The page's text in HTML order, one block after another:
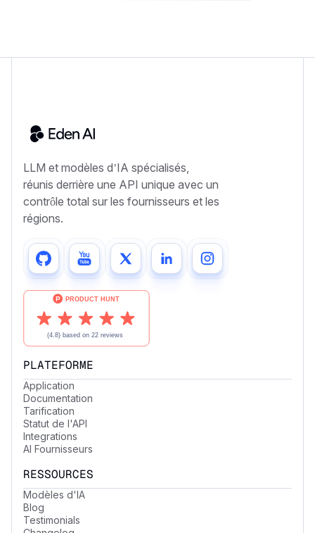
LLM et modèles d’IA spécialisés,
réunis derrière une API unique avec un
contrôle total sur les fournisseurs et les
régions.
PLATEFORME
Application
Documentation
Tarification
Statut de l'API
Integrations
AI Fournisseurs
RESSOURCES
Modèles d'IA
Blog
Testimonials